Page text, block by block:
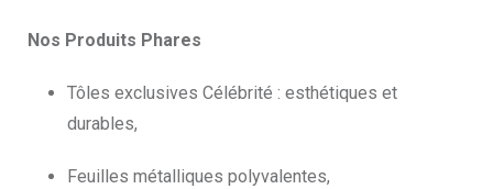
Nos Produits Phares
Tôles exclusives Célébrité : esthétiques et
durables,
Feuilles métalliques polyvalentes,